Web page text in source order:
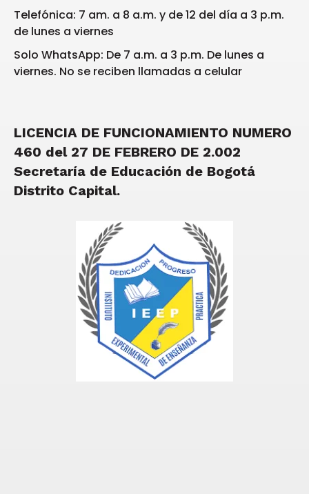
Telefónica: 7 am. a 8 a.m. y de 12 del día a 3 p.m.
de lunes a viernes
Solo WhatsApp: De 7 a.m. a 3 p.m. De lunes a
viernes. No se reciben llamadas a celular
LICENCIA DE FUNCIONAMIENTO NUMERO
460 del 27 DE FEBRERO DE 2.002
Secretaría de Educación de Bogotá
Distrito Capital.